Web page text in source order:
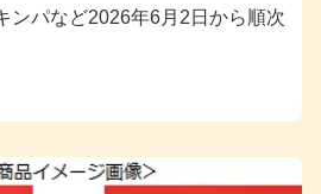
ンパなど2026年6月2日から順次